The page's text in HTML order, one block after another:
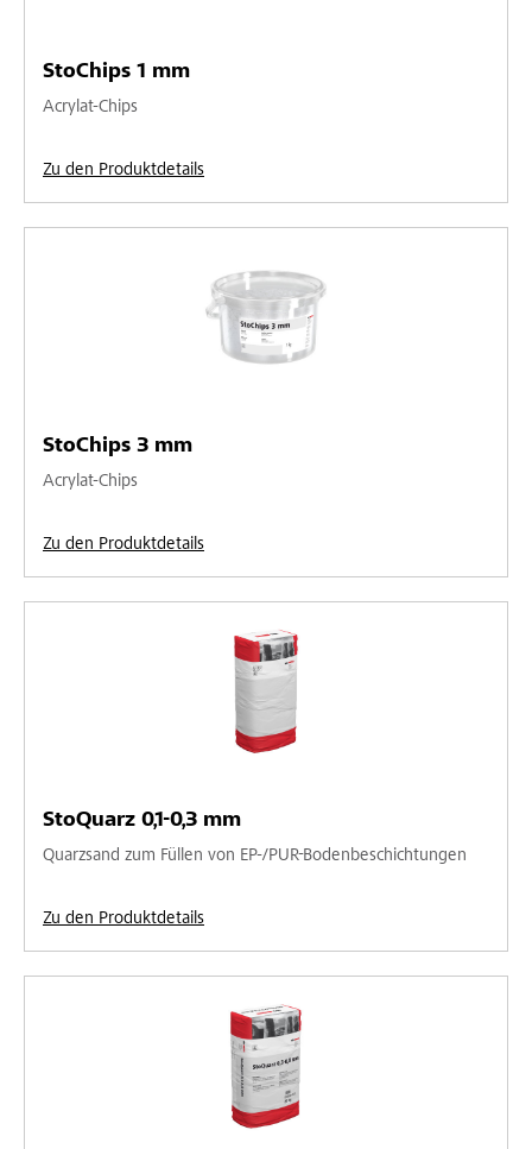
StoChips 1 mm
Acrylat-Chips
Zu den Produktdetails
StoChips 3 mm
Acrylat-Chips
Zu den Produktdetails
StoQuarz 0,1-0,3 mm
Quarzsand zum Füllen von EP-/PUR-Bodenbeschichtungen
Zu den Produktdetails